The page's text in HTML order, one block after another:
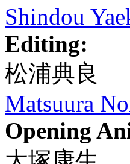
Shindou
Editing:
松浦典良
Matsuura
Opening